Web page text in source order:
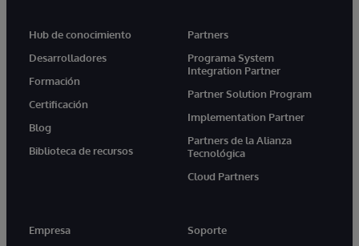
Hub de conocimiento
Desarrolladores
Formación
Certificación
Blog
Biblioteca de recursos
Partners
Programa System
Integration Partner
Partner Solution Program
Implementation Partner
Partners de la Alianza
Tecnológica
Cloud Partners
Empresa Soporte